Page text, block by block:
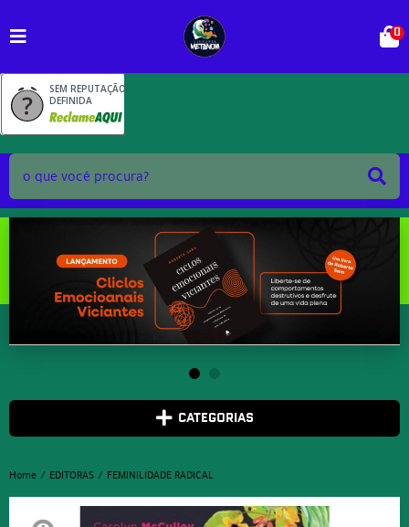
SEM REPUTAÇÃO
DEFINIDA
0
CATEGORIAS
Home EDITORAS FEMINILIDADE RADICAL